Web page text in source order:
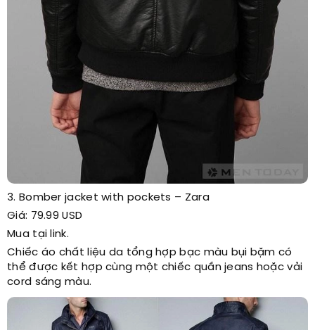
3. Bomber jacket with pockets – Zara
Giá: 79.99 USD
Mua tại link.
Chiếc áo chất liệu da tổng hợp bạc màu bụi bặm có
thể được kết hợp cùng một chiếc quần jeans hoặc vải
cord sáng màu.